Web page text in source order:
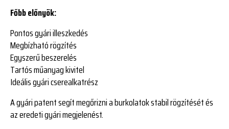
Főbb előnyök:
Pontos gyári illeszkedés
Megbízható rögzítés
Egyszerű beszerelés
Tartós műanyag kivitel
Ideális gyári cserealkatrész
A gyári patent segít megőrizni a burkolatok stabil rögzítését és
az eredeti gyári megjelenést.